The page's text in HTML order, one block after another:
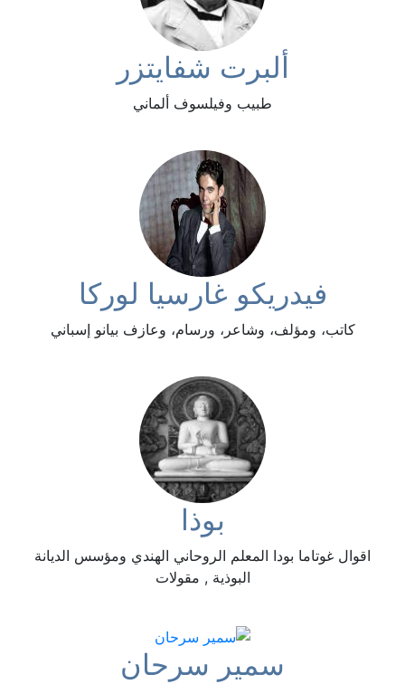
ألبرت شفايتزر
طبيب وفيلسوف ألماني
فيدريكو غارسيا لوركا
كاتب، ومؤلف، وشاعر، ورسام، وعازف بيانو إسباني
بوذا
اقوال غوتاما بودا المعلم الروحاني الهندي ومؤسس الديانة
البوذية , مقولات
سمير سرحان